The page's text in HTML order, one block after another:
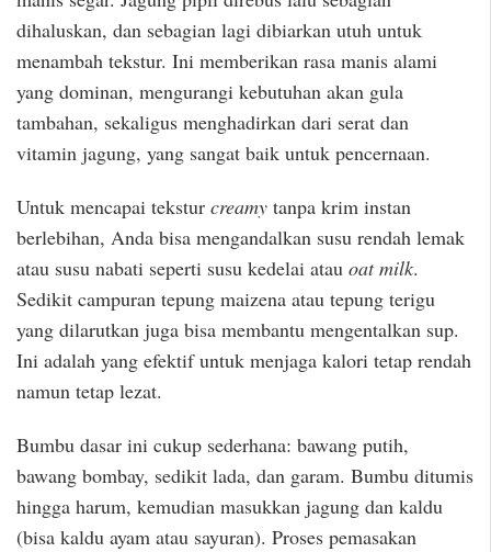
dihaluskan, dan sebagian lagi dibiarkan utuh untuk
menambah tekstur. Ini memberikan rasa manis alami
yang dominan, mengurangi kebutuhan akan gula
tambahan, sekaligus menghadirkan dari serat dan
vitamin jagung, yang sangat baik untuk pencernaan.
Untuk mencapai tekstur creamy tanpa krim instan
berlebihan, Anda bisa mengandalkan susu rendah lemak
atau susu nabati seperti susu kedelai atau oat milk.
Sedikit campuran tepung maizena atau tepung terigu
yang dilarutkan juga bisa membantu mengentalkan sup.
Ini adalah yang efektif untuk menjaga kalori tetap rendah
namun tetap lezat.
Bumbu dasar ini cukup sederhana: bawang putih,
bawang bombay, sedikit lada, dan garam. Bumbu ditumis
hingga harum, kemudian masukkan jagung dan kaldu
(bisa kaldu ayam atau sayuran). Proses pemasakan